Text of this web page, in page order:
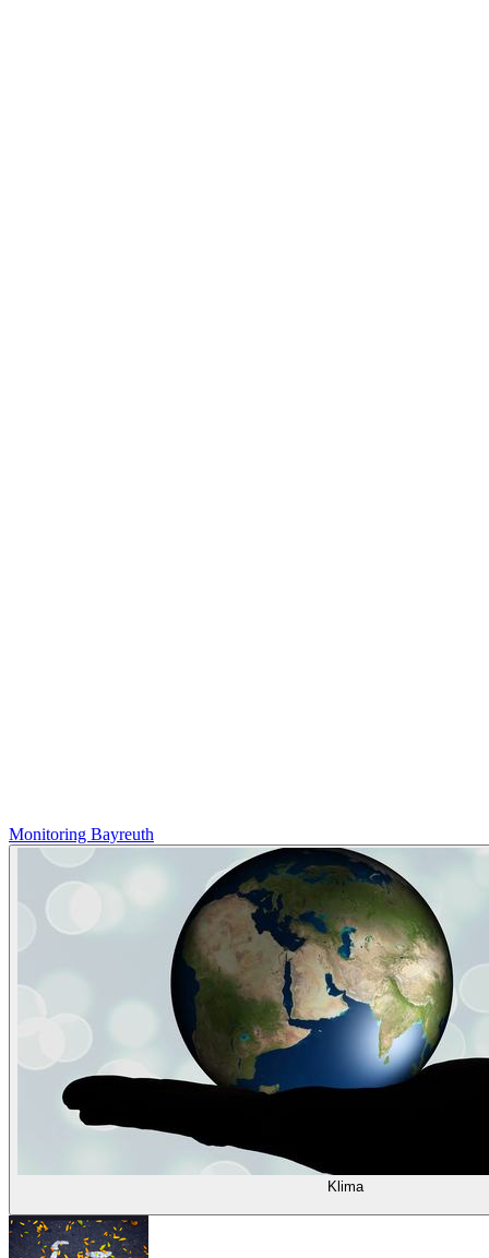
Monitoring Bayreuth
Klima